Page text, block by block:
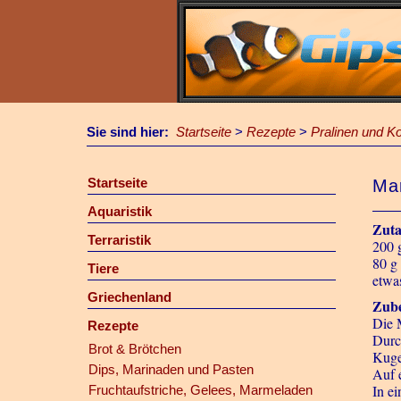
Sie sind hier: Startseite > Rezepte > Pralinen und
Startseite
Aquaristik
Terraristik
Tiere
Griechenland
Rezepte
Brot & Brötchen
Dips, Marinaden und Pasten
Fruchtaufstriche, Gelees, Marmeladen
200
80
Die
Auf
In